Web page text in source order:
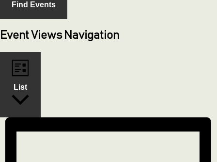
Find Events
Event Views Navigation
List